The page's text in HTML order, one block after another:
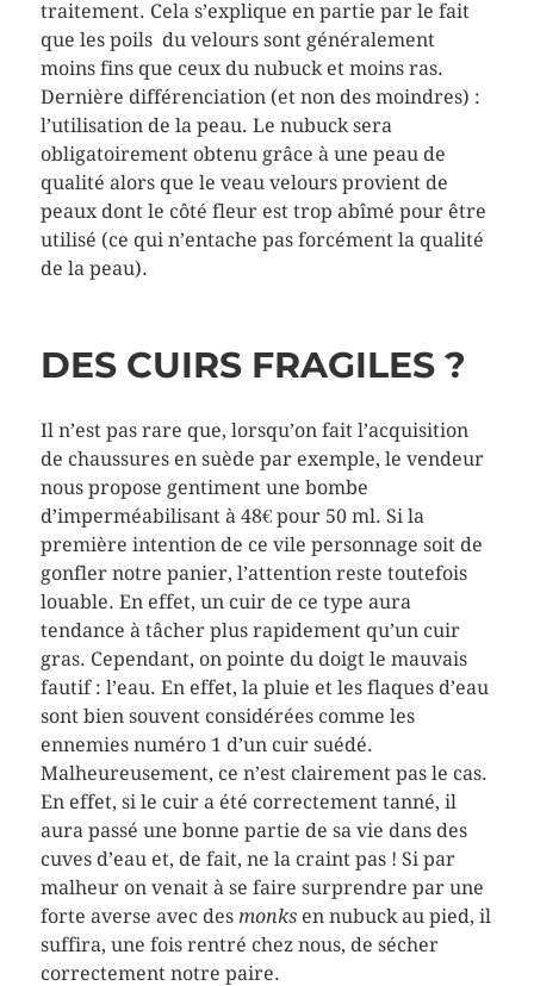
traitement. Cela s’explique en partie par le fait
que les poils du velours sont généralement
moins fins que ceux du nubuck et moins ras.
Dernière différenciation (et non des moindres) :
l’utilisation de la peau. Le nubuck sera
obligatoirement obtenu grâce à une peau de
qualité alors que le veau velours provient de
peaux dont le côté fleur est trop abîmé pour être
utilisé (ce qui n’entache pas forcément la qualité
de la peau).
DES CUIRS FRAGILES ?
Il n’est pas rare que, lorsqu’on fait l’acquisition
de chaussures en suède par exemple, le vendeur
nous propose gentiment une bombe
d’imperméabilisant à 48€ pour 50 ml. Si la
première intention de ce vile personnage soit de
gonfler notre panier, l’attention reste toutefois
louable. En effet, un cuir de ce type aura
tendance à tâcher plus rapidement qu’un cuir
gras. Cependant, on pointe du doigt le mauvais
fautif : l’eau. En effet, la pluie et les flaques d’eau
sont bien souvent considérées comme les
ennemies numéro 1 d’un cuir suédé.
Malheureusement, ce n’est clairement pas le cas.
En effet, si le cuir a été correctement tanné, il
aura passé une bonne partie de sa vie dans des
cuves d’eau et, de fait, ne la craint pas ! Si par
malheur on venait à se faire surprendre par une
forte averse avec des monksen nubuck au pied, il
suffira, une fois rentré chez nous, de sécher
correctement notre paire.